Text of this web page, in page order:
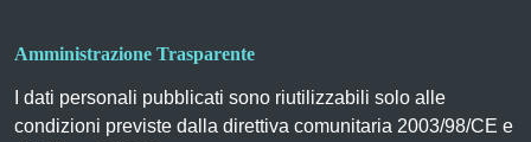
Amministrazione Trasparente
I dati personali pubblicati sono riutilizzabili solo alle
condizioni previste dalla direttiva comunitaria 2003/98/CE e